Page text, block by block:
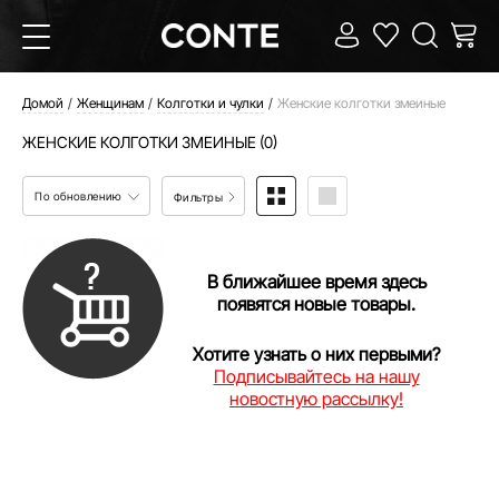
Домой Женщинам Колготки и чулки Женские колготки змеиные
ЖЕНСКИЕ КОЛГОТКИ ЗМЕИНЫЕ (0)
По обновлению Фильтры
В ближайшее время здесь
появятся новые товары.
Хотите узнать о них первыми?
Подписывайтесь на нашу
новостную рассылку!